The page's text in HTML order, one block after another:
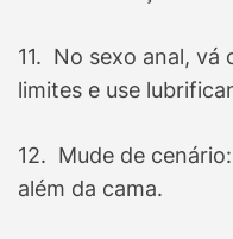
11. No sexo anal, vá
limites e use
12. Mude de
além da cama.